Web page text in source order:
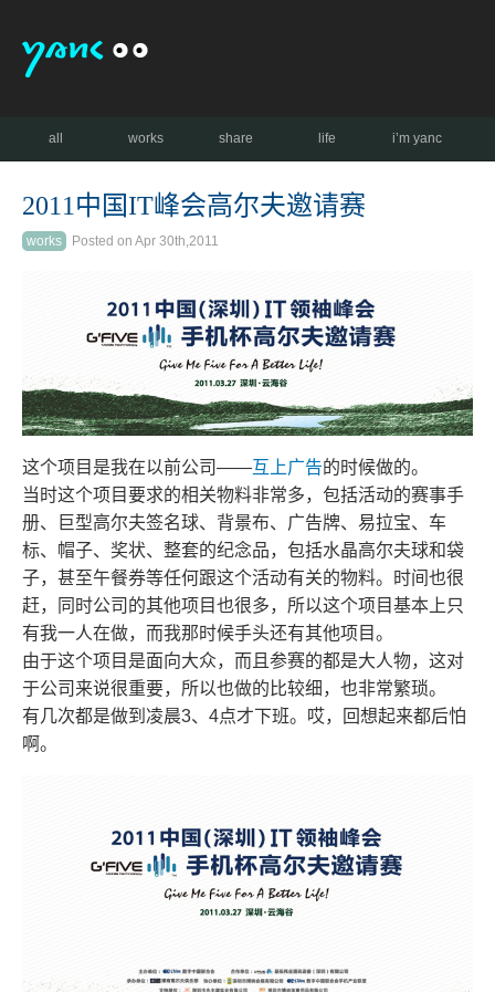
all works share life i’m yanc
2011中国IT峰会高尔夫邀请赛
works Posted on Apr 30th,2011
这个项目是我在以前公司——互上广告的时候做的。
当时这个项目要求的相关物料非常多，包括活动的赛事手
册、巨型高尔夫签名球、背景布、广告牌、易拉宝、车
标、帽子、奖状、整套的纪念品，包括水晶高尔夫球和袋
子，甚至午餐券等任何跟这个活动有关的物料。时间也很
赶，同时公司的其他项目也很多，所以这个项目基本上只
有我一人在做，而我那时候手头还有其他项目。
由于这个项目是面向大众，而且参赛的都是大人物，这对
于公司来说很重要，所以也做的比较细，也非常繁琐。
有几次都是做到凌晨3、4点才下班。哎，回想起来都后怕
啊。